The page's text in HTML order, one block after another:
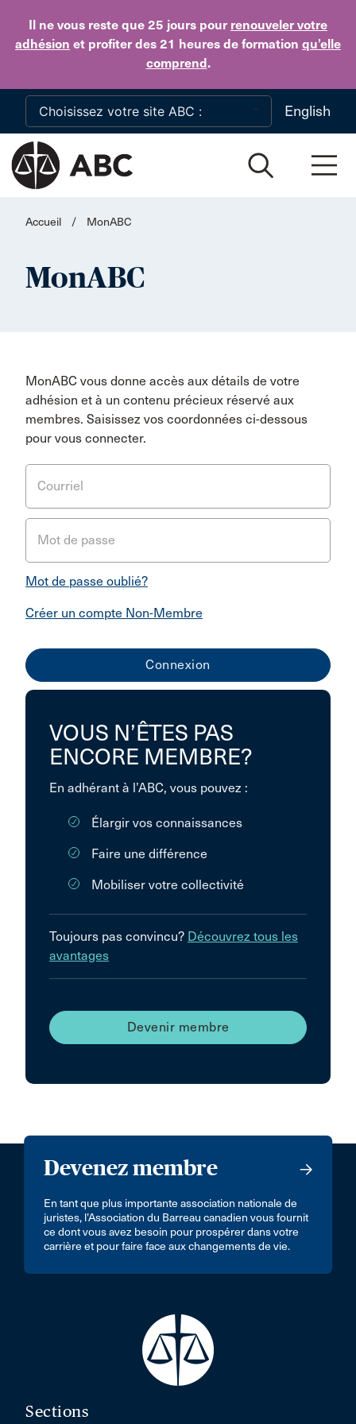
Il ne vous reste que 25 jours pour renouveler votre
adhésion et profiter des 21 heures de formation qu’elle
comprend.
Skip to main content
English
Accueil / MonABC
MonABC
MonABC vous donne accès aux détails de votre
adhésion et à un contenu précieux réservé aux
membres. Saisissez vos coordonnées ci-dessous
pour vous connecter.
Courriel
Mot de passe
Mot de passe oublié?
Créer un compte Non-Membre
VOUS N’ÊTES PAS
ENCORE MEMBRE?
En adhérant à l’ABC, vous pouvez :
Élargir vos connaissances
Faire une différence
Mobiliser votre collectivité
Toujours pas convincu? Découvrez tous les
avantages
Devenir membre
Devenez membre
En tant que plus importante association nationale de
juristes, l’Association du Barreau canadien vous fournit
ce dont vous avez besoin pour prospérer dans votre
carrière et pour faire face aux changements de vie.
Sections